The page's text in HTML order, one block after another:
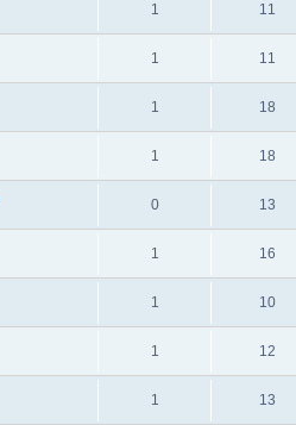
1 11
1 11
1 18
1 18
0 13
1 16
1 10
1 12
1 13